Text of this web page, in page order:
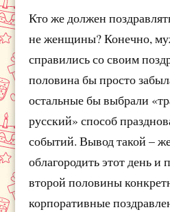
Кто же должен
не женщины? Конечно,
справились со своим
половина бы просто
остальные бы выбрали
русский» способ
событий. Вывод такой –
облагородить этот день и
второй половины
корпоративные